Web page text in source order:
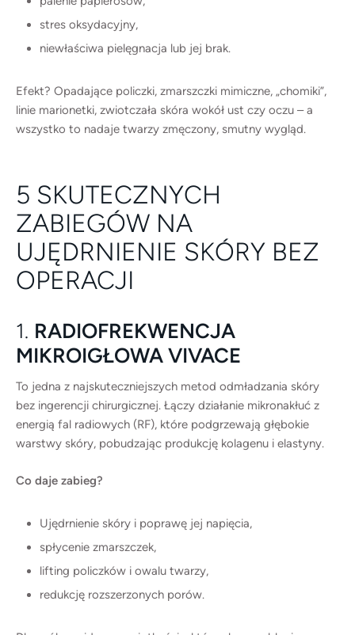
stres oksydacyjny,
niewłaściwa pielęgnacja lub jej brak.
Efekt? Opadające policzki, zmarszczki mimiczne, „chomiki”,
linie marionetki, zwiotczała skóra wokół ust czy oczu – a
wszystko to nadaje twarzy zmęczony, smutny wygląd.
5 SKUTECZNYCH
ZABIEGÓW NA
UJĘDRNIENIE SKÓRY BEZ
OPERACJI
1. RADIOFREKWENCJA
MIKROIGŁOWA VIVACE
To jedna z najskuteczniejszych metod odmładzania skóry
bez ingerencji chirurgicznej. Łączy działanie mikronakłuć z
energią fal radiowych (RF), które podgrzewają głębokie
warstwy skóry, pobudzając produkcję kolagenu i elastyny.
Co daje zabieg?
Ujędrnienie skóry i poprawę jej napięcia,
spłycenie zmarszczek,
lifting policzków i owalu twarzy,
redukcję rozszerzonych porów.